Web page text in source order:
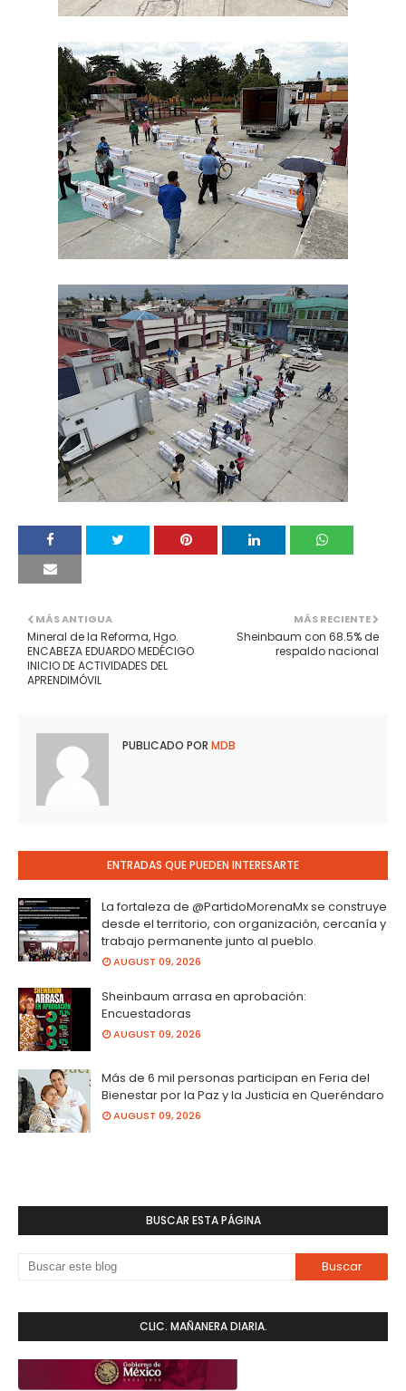
MÁS RECIENTE
Sheinbaum con 68.5% de
respaldo nacional
MÁS ANTIGUA
Mineral de la Reforma, Hgo.
ENCABEZA EDUARDO MEDÉCIGO
INICIO DE ACTIVIDADES DEL
APRENDIMÓVIL
PUBLICADO POR MDB
ENTRADAS QUE PUEDEN INTERESARTE
La fortaleza de @PartidoMorenaMx se construye
desde el territorio, con organización, cercanía y
trabajo permanente junto al pueblo.
AUGUST 09, 2026
Sheinbaum arrasa en aprobación:
Encuestadoras
AUGUST 09, 2026
Más de 6 mil personas participan en Feria del
Bienestar por la Paz y la Justicia en Queréndaro
AUGUST 09, 2026
BUSCAR ESTA PÁGINA
CLIC. MAÑANERA DIARIA.